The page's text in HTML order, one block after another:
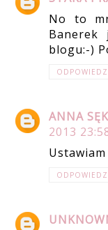
No to
Banerek
blogu:-)
ODPOWIEDZ
ANNA
2013
ODPOWIEDZ